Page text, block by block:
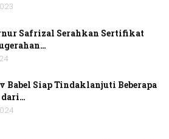
Safrizal Serahkan Sertifikat
Babel Siap Tindaklanjuti Beberapa